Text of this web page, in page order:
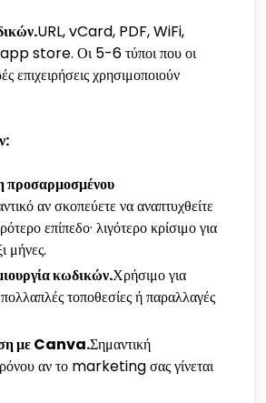
URL, vCard, PDF, WiFi,
app store. Οι 5-6 τύποι που οι
επιχειρήσεις χρησιμοποιούν
προσαρμοσμένου
αν σκοπεύετε να αναπτυχθείτε
επίπεδο· λιγότερο κρίσιμο για
μήνες.
κωδικών.Χρήσιμο για
πολλαπλές τοποθεσίες ή παραλλαγές
με Canva.Σημαντική
αν το marketing σας γίνεται